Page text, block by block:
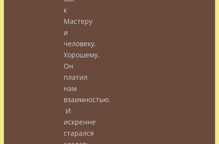
к
Мастеру
и
человеку.
Хорошему.
Он
платил
нам
взаимностью.
И
искренне
старался